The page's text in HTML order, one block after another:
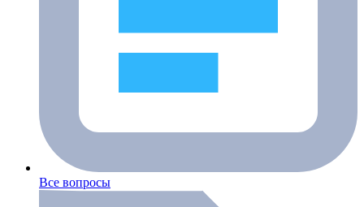
Все вопросы